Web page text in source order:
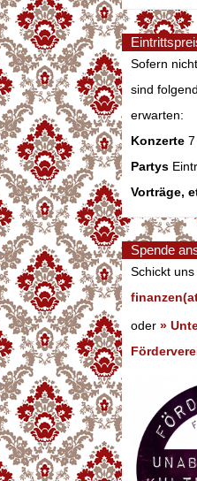
Sofern
sind
erwarten:
Konzerte
Partys
Vorträge,
Spende
Schickt
oder »